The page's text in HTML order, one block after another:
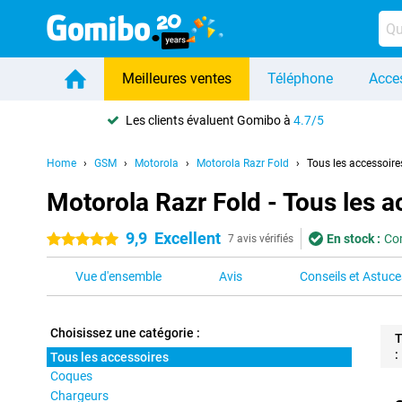
Meilleures ventes Téléphone
Les clients évaluent Gomibo à4.7/5
Home GSM Motorola Motorola Razr Fold Tous les
Motorola Razr Fold - Tous les
5 étoiles 9,9 Excellent 7 avis vérifiés En stock :
Vue d'ensemble Avis Conseils et
Choisissez une catégorie :
Tous les accessoires
Coques
Chargeurs
: